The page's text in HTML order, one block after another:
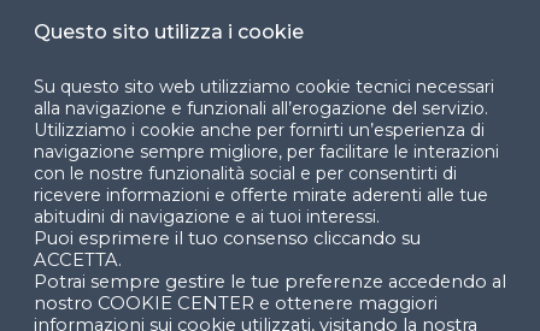
© 2024 Copyright © Politecnico di Milano Dipartimento
di Ingegneria Gestionale
Questo sito utilizza i cookie
Su questo sito web utilizziamo cookie tecnici necessari
alla navigazione e funzionali all’erogazione del servizio.
Utilizziamo i cookie anche per fornirti un’esperienza di
navigazione sempre migliore, per facilitare le interazioni
con le nostre funzionalità social e per consentirti di
ricevere informazioni e offerte mirate aderenti alle tue
abitudini di navigazione e ai tuoi interessi.
Puoi esprimere il tuo consenso cliccando su
ACCETTA.
Potrai sempre gestire le tue preferenze accedendo al
nostro COOKIE CENTER e ottenere maggiori
informazioni sui cookie utilizzati, visitando la nostra